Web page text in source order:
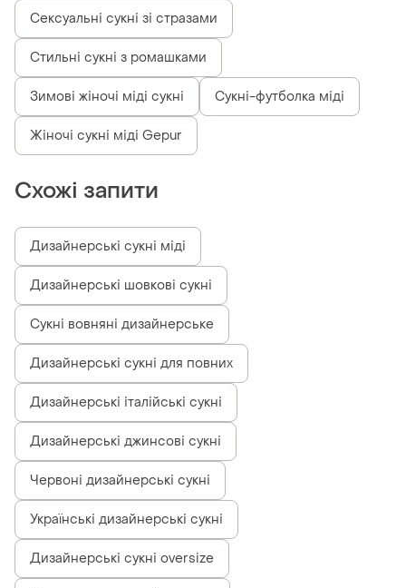
Сексуальні сукні зі стразами
Стильні сукні з ромашками
Зимові жіночі міді сукні Сукні-футболка міді
Жіночі сукні міді Gepur
Схожі запити
Дизайнерські сукні міді
Дизайнерські шовкові сукні
Сукні вовняні дизайнерське
Дизайнерські сукні для повних
Дизайнерські італійські сукні
Дизайнерські джинсові сукні
Червоні дизайнерські сукні
Українські дизайнерські сукні
Дизайнерські сукні oversize